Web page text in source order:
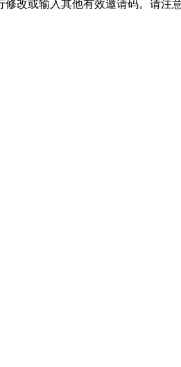
改或输入其他有效邀请码。请注